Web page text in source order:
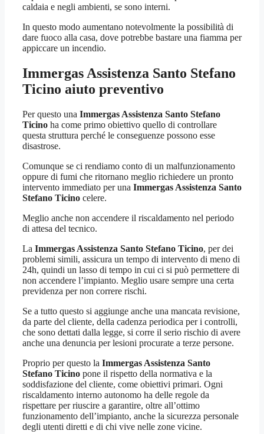
caldaia e negli ambienti, se sono interni.
In questo modo aumentano notevolmente la possibilità di
dare fuoco alla casa, dove potrebbe bastare una fiamma per
appiccare un incendio.
Immergas Assistenza Santo Stefano
Ticino aiuto preventivo
Per questo una Immergas Assistenza Santo Stefano
Ticino ha come primo obiettivo quello di controllare
questa struttura perché le conseguenze possono esse
disastrose.
Comunque se ci rendiamo conto di un malfunzionamento
oppure di fumi che ritornano meglio richiedere un pronto
intervento immediato per una Immergas Assistenza Santo
Stefano Ticino celere.
Meglio anche non accendere il riscaldamento nel periodo
di attesa del tecnico.
La Immergas Assistenza Santo Stefano Ticino, per dei
problemi simili, assicura un tempo di intervento di meno di
24h, quindi un lasso di tempo in cui ci si può permettere di
non accendere l’impianto. Meglio usare sempre una certa
previdenza per non correre rischi.
Se a tutto questo si aggiunge anche una mancata revisione,
da parte del cliente, della cadenza periodica per i controlli,
che sono dettati dalla legge, si corre il serio rischio di avere
anche una denuncia per lesioni procurate a terze persone.
Proprio per questo la Immergas Assistenza Santo
Stefano Ticino pone il rispetto della normativa e la
soddisfazione del cliente, come obiettivi primari. Ogni
riscaldamento interno autonomo ha delle regole da
rispettare per riuscire a garantire, oltre all’ottimo
funzionamento dell’impianto, anche la sicurezza personale
degli utenti diretti e di chi vive nelle zone vicine.